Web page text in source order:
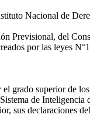
Nacional de
Previsional, del
por las leyes
grado superior de
de Inteligencia
sus declaraciones